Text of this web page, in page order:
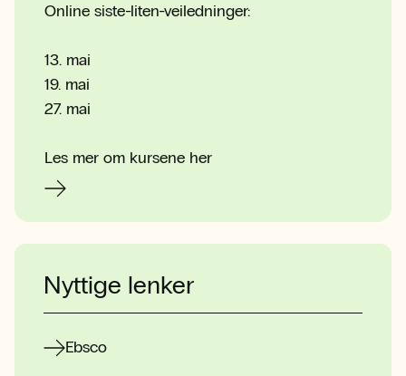
Online siste-liten-veiledninger:
13. mai
19. mai
27. mai
Les mer om kursene her
Nyttige lenker
Ebsco